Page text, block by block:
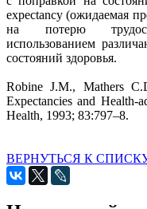
expectancy (ожидаемая
на потерю
использованием
состояний здоровья.
Robine J.M., Mathers
Expectancies and Health-
Health, 1993; 83:797–8.
ВЕРНУТЬСЯ К